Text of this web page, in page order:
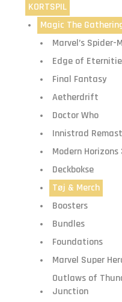
KORTSPIL
Magic The
Marvel’s Spider-
Edge of
Final Fantasy
Aetherdrift
Doctor Who
Innistrad
Modern Horizons
Deckbokse
Tøj & Merch
Boosters
Bundles
Foundations
Marvel Super
Outlaws of
Junction